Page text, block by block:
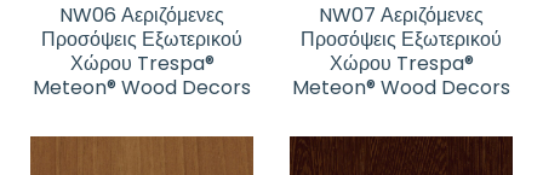
NW06 Αεριζόμενες
Προσόψεις Εξωτερικού
Χώρου Trespa®
Meteon® Wood Decors
NW07 Αεριζόμενες
Προσόψεις Εξωτερικού
Χώρου Trespa®
Meteon® Wood Decors